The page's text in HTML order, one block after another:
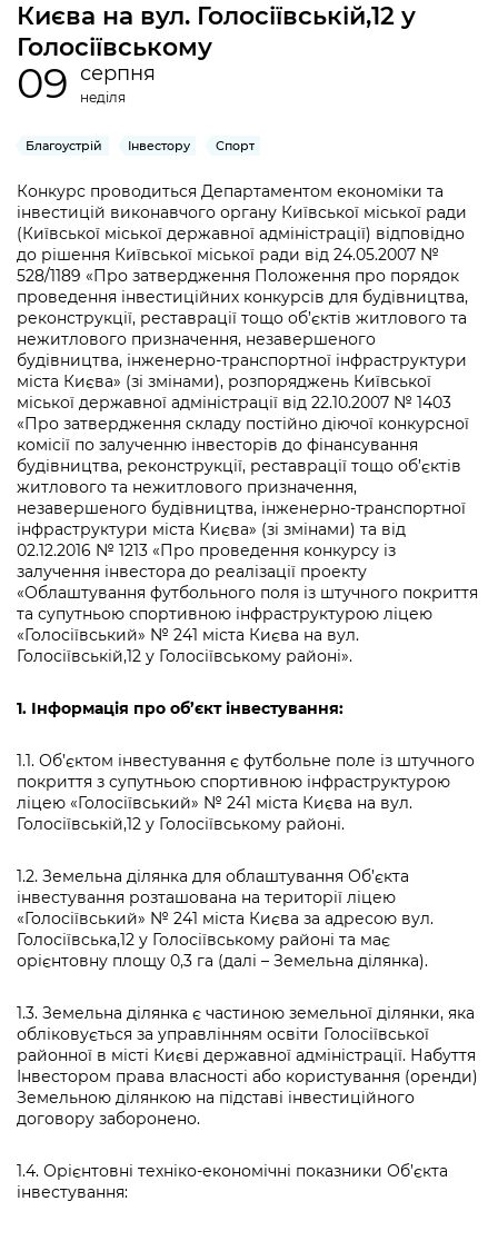
Рішення та розпорядження
Проєкти розпоряджень, що
перебувають на погодженні КМВА
Графік роботи та прийому громадян
Вакансії
Статистика
Звернення громадян
Регуляторна діяльність
Промисловість і наука Києва
Підприємства, установи, організації
Kyiv International Relations
Річні звіти
Гендерна політика
Освіта та навчальні заклади
Дороги, транспорт та парковки
Навколишнє середовище міста
Містобудування та земельні ділянки
Культура, спорт, дозвілля
Бізнес та ліцензування
Фінанси та бюджет
Безпека та правопорядок
Ритуальні послуги
Іноземцям / For foreigners
Пам'ятки культурної спадщини
Портал Захисників та Захисниць
Безбар'єрність
Портал послуг
Міський застосунок Київ Цифровий
Важливе під час воєнного стану
Громадська експертиза
Громадський бюджет
Петиції
Відкритий бюджет
Контактний центр
Допомога учасникам АТО
Рада з питань внутрішньо переміщених
осіб при Київській міській військовій
адміністрації
«Ініціатива «Партнерство «Відкритий
Уряд» – місцевий рівень»
Важливе під час воєнного стану
Інформація з обмеженим доступом
Подати запит онлайн
Проекти нормативно-правових та
Нормативна база
Питання і відповіді про публічну
інформацію
Порядок оскарження рішень, дій чи
бездіяльності розпорядників інформації
Звіти про опрацювання запитів на
публічну інформацію
Інформація для споживачів
Про відкриті дані
Портал даних Києва
Публічні дашборди
Медіагалерея
Підписатися на новини та анонси від
КМДА / Subscribe to announcements
Accreditation process
Подати журналістський запит /
Submitting a media request
Зйомки в лікарнях в умовах воєнного
стану / Rules for media coverage of
hospitals at work under martial law
Контакти для медіа / Contacts for mass
media
Портал Послуг
Києва на вул. Голосіївській,12 у
Голосіївському
09 серпня
неділя
Благоустрій Інвестору Спорт
Конкурс проводиться Департаментом економіки та
інвестицій виконавчого органу Київської міської ради
(Київської міської державної адміністрації) відповідно
до рішення Київської міської ради від 24.05.2007 №
528/1189 «Про затвердження Положення про порядок
проведення інвестиційних конкурсів для будівництва,
реконструкції, реставрації тощо об’єктів житлового та
нежитлового призначення, незавершеного
будівництва, інженерно-транспортної інфраструктури
міста Києва» (зі змінами), розпоряджень Київської
міської державної адміністрації від 22.10.2007 № 1403
«Про затвердження складу постійно діючої конкурсної
комісії по залученню інвесторів до фінансування
будівництва, реконструкції, реставрації тощо об’єктів
житлового та нежитлового призначення,
незавершеного будівництва, інженерно-транспортної
інфраструктури міста Києва» (зі змінами) та від
02.12.2016 № 1213 «Про проведення конкурсу із
залучення інвестора до реалізації проекту
«Облаштування футбольного поля із штучного покриття
та супутньою спортивною інфраструктурою ліцею
«Голосіївський» № 241 міста Києва на вул.
Голосіївській,12 у Голосіївському районі».
1. Інформація про об’єкт інвестування:
1.1. Об’єктом інвестування є футбольне поле із штучного
покриття з супутньою спортивною інфраструктурою
ліцею «Голосіївський» № 241 міста Києва на вул.
Голосіївській,12 у Голосіївському районі.
1.2. Земельна ділянка для облаштування Об’єкта
інвестування розташована на території ліцею
«Голосіївський» № 241 міста Києва за адресою вул.
Голосіївська,12 у Голосіївському районі та має
орієнтовну площу 0,3 га (далі – Земельна ділянка).
1.3. Земельна ділянка є частиною земельної ділянки, яка
обліковується за управлінням освіти Голосіївської
районної в місті Києві державної адміністрації. Набуття
Інвестором права власності або користування (оренди)
Земельною ділянкою на підставі інвестиційного
договору заборонено.
1.4. Орієнтовні техніко-економічні показники Об’єкта
інвестування: